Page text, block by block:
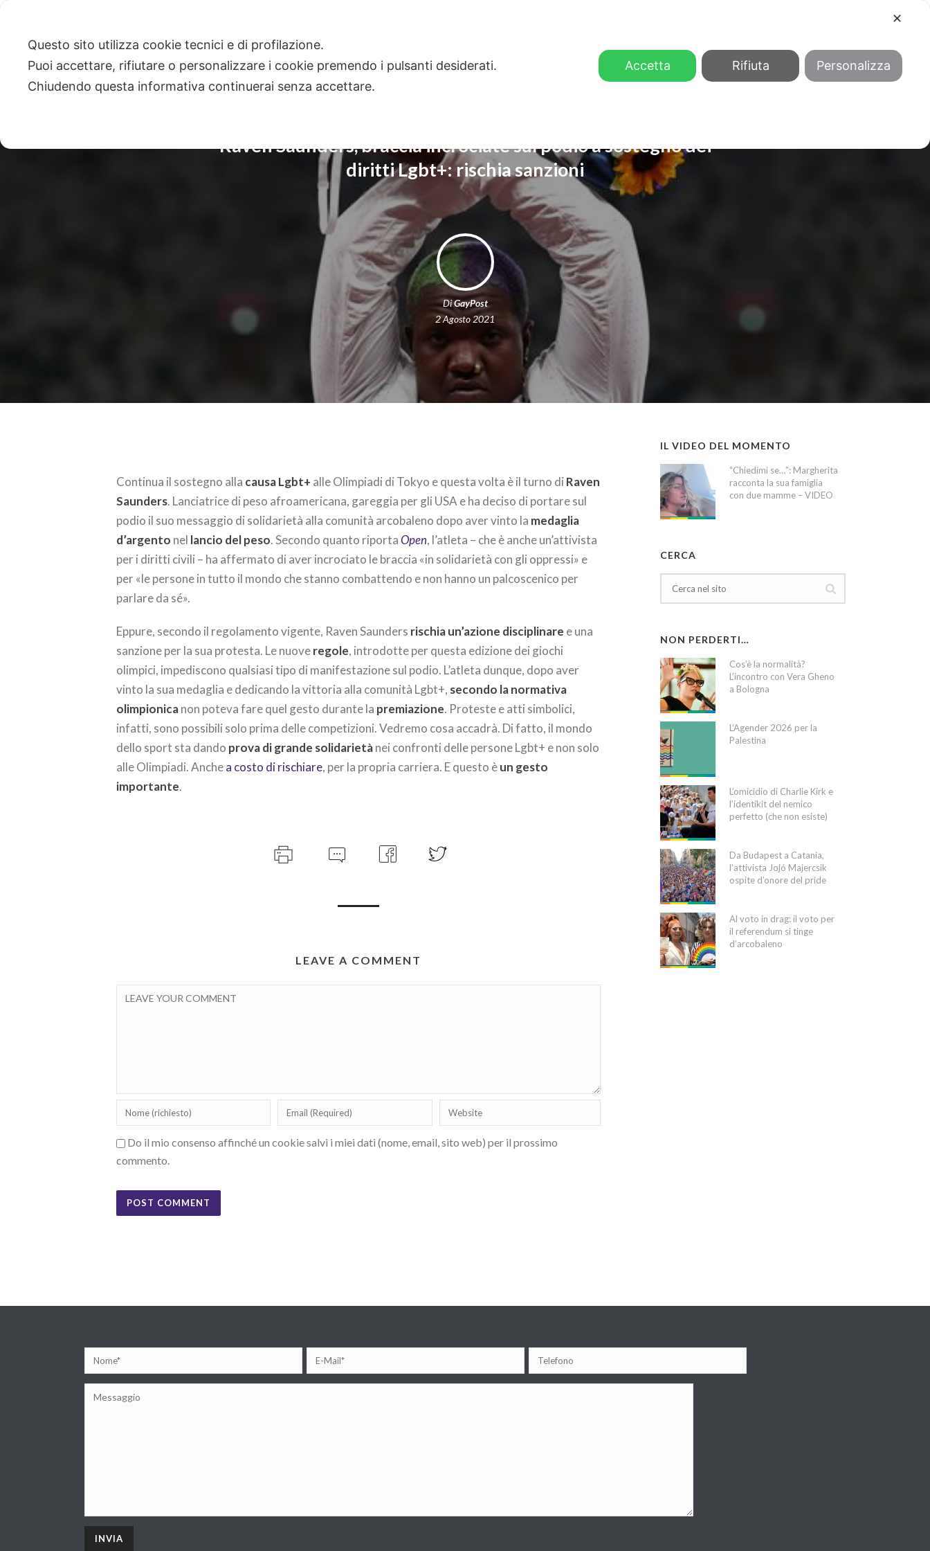
Raven Saunders, braccia incrociate sul podio a sostegno dei
diritti Lgbt+: rischia sanzioni
DiGayPost
2 Agosto 2021
Continua il sostegno alla causa Lgbt+ alle Olimpiadi di Tokyo e questa volta è il turno di Raven
Saunders. Lanciatrice di peso afroamericana, gareggia per gli USA e ha deciso di portare sul
podio il suo messaggio di solidarietà alla comunità arcobaleno dopo aver vinto la medaglia
d’argento nel lancio del peso. Secondo quanto riportaOpen, l’atleta – che è anche un’attivista
per i diritti civili – ha affermato di aver incrociato le braccia «in solidarietà con gli oppressi» e
per «le persone in tutto il mondo che stanno combattendo e non hanno un palcoscenico per
parlare da sé».
Eppure, secondo il regolamento vigente, Raven Saunders rischia un’azione disciplinare e una
sanzione per la sua protesta. Le nuoveregole, introdotte per questa edizione dei giochi
olimpici, impediscono qualsiasi tipo di manifestazione sul podio. L’atleta dunque, dopo aver
vinto la sua medaglia e dedicando la vittoria alla comunità Lgbt+, secondo la normativa
olimpionicanon poteva fare quel gesto durante la premiazione. Proteste e atti simbolici,
infatti, sono possibili solo prima delle competizioni. Vedremo cosa accadrà. Di fatto, il mondo
dello sport sta dando prova di grande solidarietànei confronti delle persone Lgbt+ e non solo
alle Olimpiadi. Anchea costo di rischiare, per la propria carriera. E questo èun gesto
importante.
LEAVE A COMMENT
Do il mio consenso affinché un cookie salvi i miei dati (nome, email, sito web) per il prossimo
commento.
IL VIDEO DEL MOMENTO
“Chiedimi se…”: Margherita
racconta la sua famiglia
con due mamme – VIDEO
CERCA
NON PERDERTI…
Cos’è la normalità?
L’incontro con Vera Gheno
a Bologna
L’Agender 2026 per la
Palestina
L’omicidio di Charlie Kirk e
l’identikit del nemico
perfetto (che non esiste)
Da Budapest a Catania,
l’attivista Jojó Majercsik
ospite d’onore del pride
Al voto in drag: il voto per
il referendum si tinge
d’arcobaleno
✕
Questo sito utilizza cookie tecnici e di profilazione.
Puoi accettare, rifiutare o personalizzare i cookie premendo i pulsanti desiderati.
Chiudendo questa informativa continuerai senza accettare.
Accetta Rifiuta Personalizza